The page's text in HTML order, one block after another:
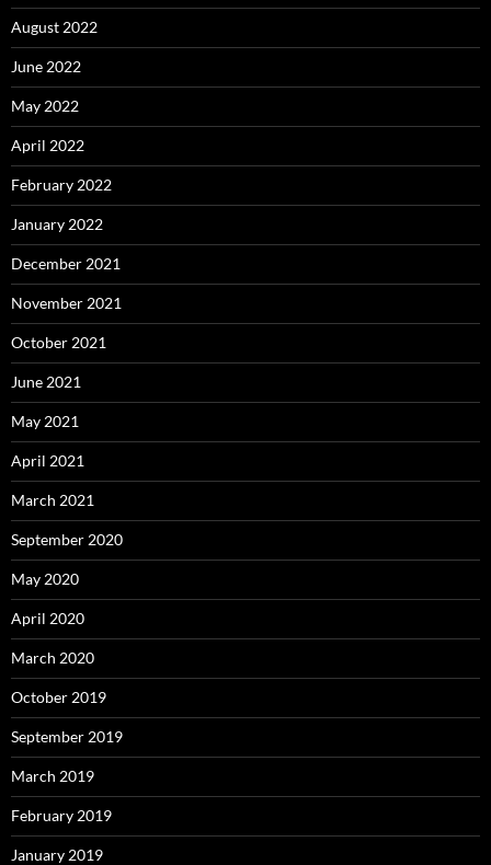
August 2022
June 2022
May 2022
April 2022
February 2022
January 2022
December 2021
November 2021
October 2021
June 2021
May 2021
April 2021
March 2021
September 2020
May 2020
April 2020
March 2020
October 2019
September 2019
March 2019
February 2019
January 2019